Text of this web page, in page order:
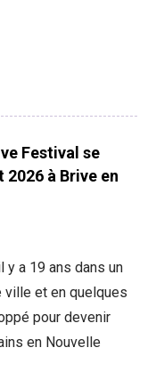
Festival se
à Brive en
a 19 ans dans un
et en quelques
pour devenir
en Nouvelle